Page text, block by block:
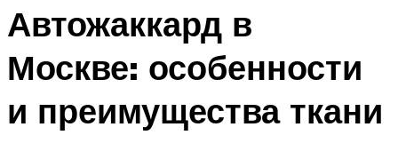
Автожаккард в
Москве: особенности
и преимущества ткани